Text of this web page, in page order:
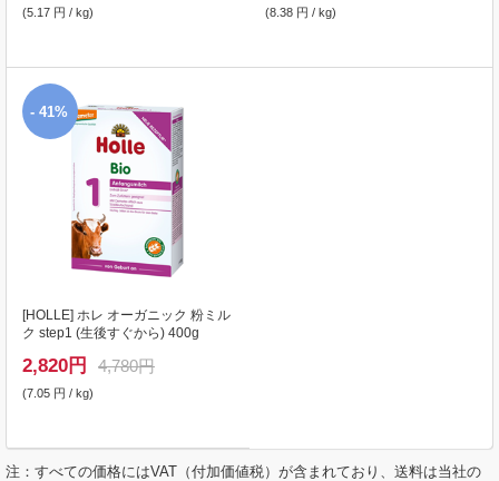
(5.17 円 / kg) (8.38 円 / kg)
- 41%
[HOLLE] ホレ オーガニック 粉ミル
ク step1 (生後すぐから) 400g
2,820円 4,780円
(7.05 円 / kg)
注：すべての価格にはVAT（付加価値税）が含まれており、送料は当社の